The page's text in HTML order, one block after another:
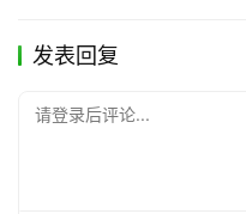
发表回复
请登录后评论...